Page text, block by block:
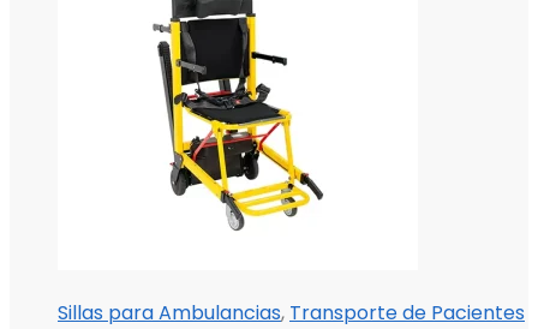
Sillas para Ambulancias, Transporte de Pacientes